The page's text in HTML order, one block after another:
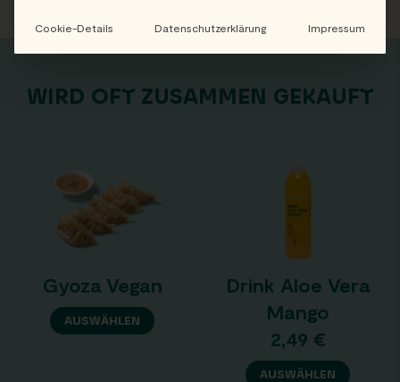
WIRD OFT ZUSAMMEN GEKAUFT
Gyoza Vegan
AUSWÄHLEN
Drink Aloe Vera
Mango
2,49 €
AUSWÄHLEN
Cookie-Details Datenschutzerklärung Impressum